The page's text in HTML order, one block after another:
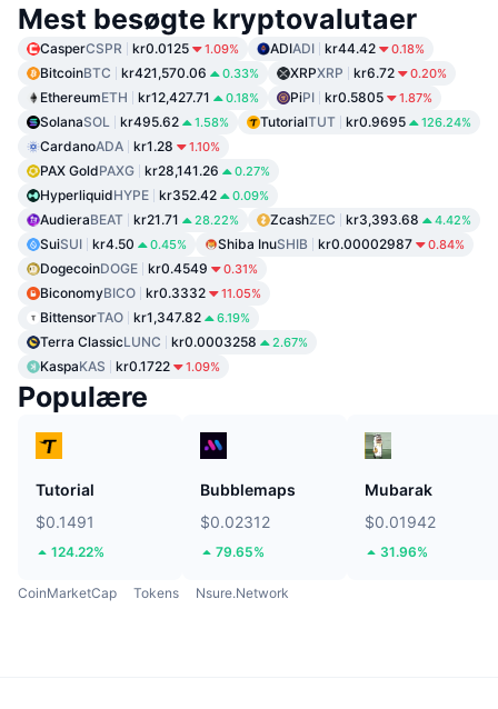
Mest besøgte kryptovalutaer
CasperCSPR kr0.0125 1.09% ADIADI kr44.42 0.18%
BitcoinBTC kr421,570.06 0.33% XRPXRP kr6.72 0.20%
EthereumETH kr12,427.71 0.18% PiPI kr0.5805 1.87%
SolanaSOL kr495.62 1.58% TutorialTUT kr0.9695 126.24%
CardanoADA kr1.28 1.10%
PAX GoldPAXG kr28,141.26 0.27%
HyperliquidHYPE kr352.42 0.09%
AudieraBEAT kr21.71 28.22% ZcashZEC kr3,393.68 4.42%
SuiSUI kr4.50 0.45% Shiba InuSHIB kr0.00002987 0.84%
DogecoinDOGE kr0.4549 0.31%
BiconomyBICO kr0.3332 11.05%
BittensorTAO kr1,347.82 6.19%
Terra ClassicLUNC kr0.0003258 2.67%
KaspaKAS kr0.1722 1.09%
Populære
Tutorial
$0.1491
124.22%
Bubblemaps
$0.02312
79.65%
Mubarak
$0.01942
31.96%
CoinMarketCap Tokens Nsure.Network